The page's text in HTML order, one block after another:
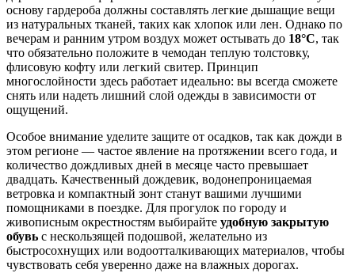
основу гардероба должны составлять легкие дышащие вещи
из натуральных тканей, таких как хлопок или лен. Однако по
вечерам и ранним утром воздух может остывать до 18°C, так
что обязательно положите в чемодан теплую толстовку,
флисовую кофту или легкий свитер. Принцип
многослойности здесь работает идеально: вы всегда сможете
снять или надеть лишний слой одежды в зависимости от
ощущений.
Особое внимание уделите защите от осадков, так как дожди в
этом регионе — частое явление на протяжении всего года, и
количество дождливых дней в месяце часто превышает
двадцать. Качественный дождевик, водонепроницаемая
ветровка и компактный зонт станут вашими лучшими
помощниками в поездке. Для прогулок по городу и
живописным окрестностям выбирайте удобную закрытую
обувь с нескользящей подошвой, желательно из
быстросохнущих или водоотталкивающих материалов, чтобы
чувствовать себя уверенно даже на влажных дорогах.